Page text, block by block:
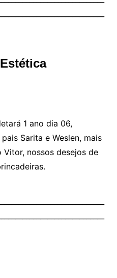
1 ano dia 06,
Sarita e Weslen, mais
nossos desejos de